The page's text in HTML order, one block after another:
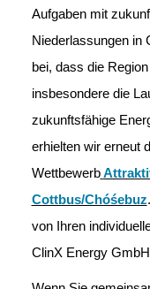
Aufgaben mit
Niederlassungen in
bei, dass die
insbesondere die
zukunftsfähige
erhielten wir erneut
Wettbewerb
Cottbus/Chóśebuz
von Ihren
ClinX Energy